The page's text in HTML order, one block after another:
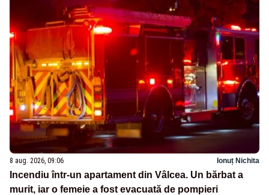
8 aug. 2026, 09:06 Ionuț Nichita
Incendiu într-un apartament din Vâlcea. Un bărbat a
murit, iar o femeie a fost evacuată de pompieri